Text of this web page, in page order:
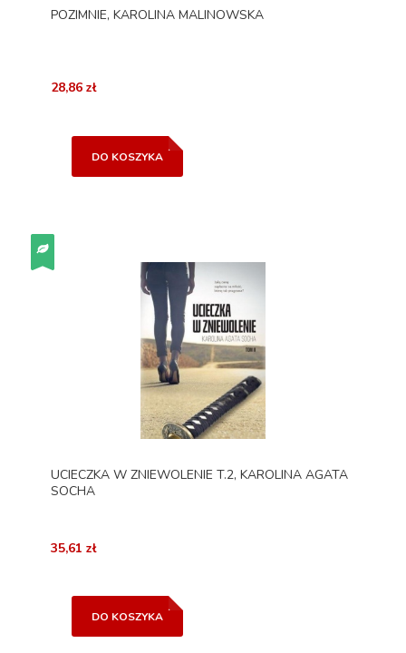
POZIMNIE, KAROLINA MALINOWSKA
28,86 zł
DO KOSZYKA
UCIECZKA W ZNIEWOLENIE T.2, KAROLINA AGATA
SOCHA
35,61 zł
DO KOSZYKA